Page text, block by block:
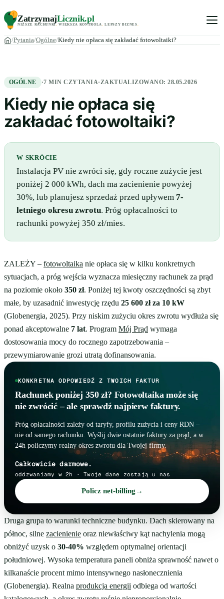
ZatrzymajLicznik.pl
NIŻSZE RACHUNKI. WIĘKSZA KONTROLA LEPSZY BIZNES
Pytania Ogólne Kiedy nie opłaca się zakładać fotowoltaiki?
OGÓLNE ·7 MIN CZYTANIA·ZAKTUALIZOWANO:28.05.2026
Kiedy nie opłaca się
zakładać fotowoltaiki?
W SKRÓCIE
Instalacja PV nie zwróci się, gdy roczne zużycie jest
poniżej 2 000 kWh, dach ma zacienienie powyżej
30%, lub planujesz sprzedaż przed upływem 7-
letniego okresu zwrotu. Próg opłacalności to
rachunki powyżej 350 zł/mies.
ZALEŻY – fotowoltaika nie opłaca się w kilku konkretnych
sytuacjach, a próg wejścia wyznacza miesięczny rachunek za prąd
na poziomie około 350 zł. Poniżej tej kwoty oszczędności są zbyt
małe, by uzasadnić inwestycję rzędu 25 600 zł za 10 kW
(Globenergia, 2025). Przy niskim zużyciu okres zwrotu wydłuża się
ponad akceptowalne 7 lat. Program Mój Prąd wymaga
dostosowania mocy do rocznego zapotrzebowania –
przewymiarowanie grozi utratą dofinansowania.
KONKRETNA ODPOWIEDŹ Z TWOICH FAKTUR
Rachunek poniżej 350 zł? Fotowoltaika może się
nie zwrócić – ale sprawdź najpierw faktury.
Próg opłacalności zależy od taryfy, profilu zużycia i ceny RDN –
nie od samego rachunku. Wyślij dwie ostatnie faktury za prąd, a w
24h policzymy realny okres zwrotu dla Twojej firmy.
Policz net-billing →
Całkowicie darmowe.
oddzwaniamy w 2h · Twoje dane zostają u nas
Druga grupa to warunki techniczne budynku. Dach skierowany na
północ, silne zacienienie oraz niewłaściwy kąt nachylenia mogą
obniżyć uzysk o 30-40% względem optymalnej orientacji
południowej. Wysoka temperatura paneli obniża sprawność nawet o
kilkanaście procent mimo intensywnego nasłonecznienia
(Globenergia). Realna produkcja energii odbiega od wartości